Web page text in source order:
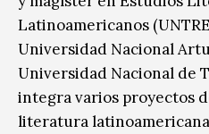
Latinoamericanos
Universidad Nacional
Universidad Nacional de
integra varios proyectos
literatura